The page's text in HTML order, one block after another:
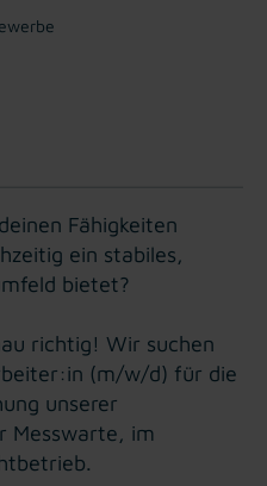
Fähigkeiten
ein stabiles,
bietet?
richtig! Wir suchen
(m/w/d) für die
unserer
Messwarte, im